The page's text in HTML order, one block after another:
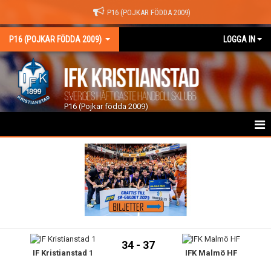
P16 (POJKAR FÖDDA 2009)
P16 (POJKAR FÖDDA 2009) LOGGA IN
P16 (Pojkar födda 2009)
GÄSTBOKIF Kristianstad 1
34 - 37
IFK Malmö HF